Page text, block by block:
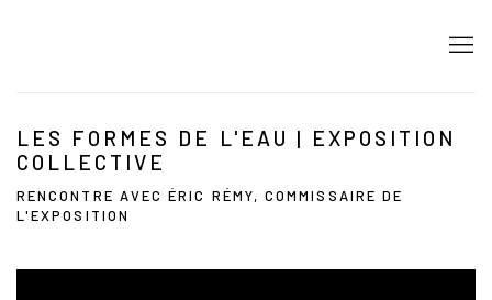
LES FORMES DE L'EAU | EXPOSITION
COLLECTIVE
RENCONTRE AVEC ÉRIC RÉMY, COMMISSAIRE DE
L'EXPOSITION